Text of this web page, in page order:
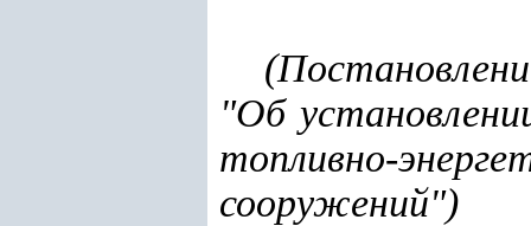
(
"Об
топливно-
сооружений")